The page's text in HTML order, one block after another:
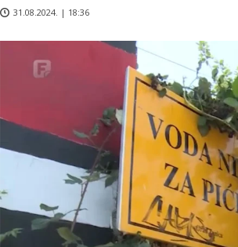
31.08.2024. | 18:36